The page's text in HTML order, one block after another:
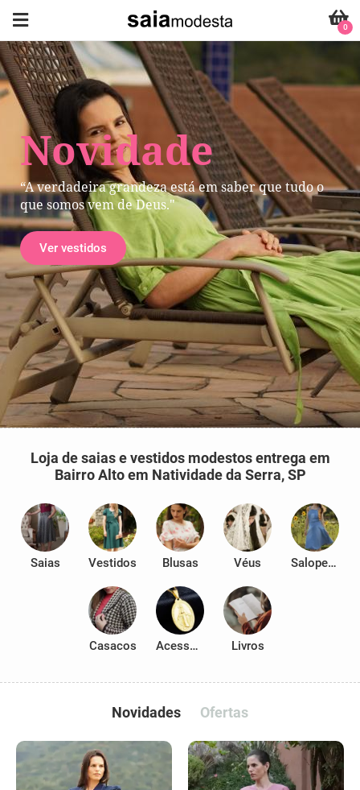
Novidade
“A verdadeira grandeza está em saber que tudo o
que somos vem de Deus."
Ver vestidos
0
Loja de saias e vestidos modestos entrega em
Bairro Alto em Natividade da Serra, SP
Saias Vestidos Blusas Véus Salopetes
Casacos Acessórios Livros
Novidades Ofertas